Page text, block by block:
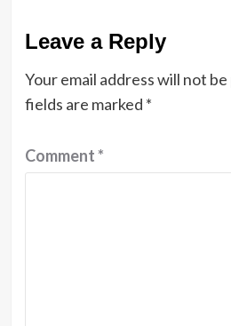
Leave a Reply
Your email address will not
fields are marked *
Comment*